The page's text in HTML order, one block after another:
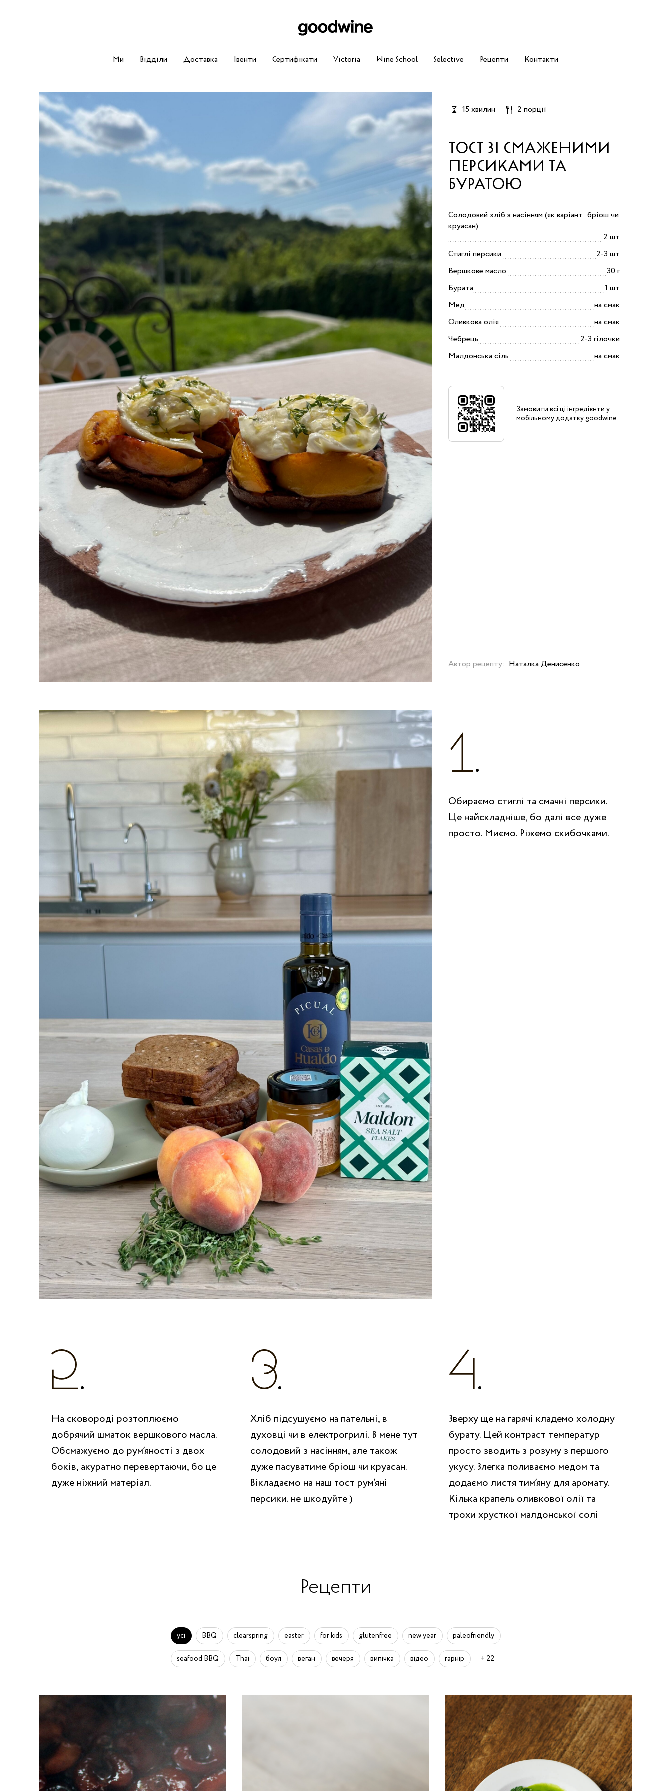
Ми Відділи Доставка Івенти Сертифікати Victoria Wine School Selective Рецепти Контакти
15 хвилин 2 порції
ТОСТ ЗІ СМАЖЕНИМИ
ПЕРСИКАМИ ТА
БУРАТОЮ
Солодовий хліб з насінням (як варіант: бріош чи
круасан)
2 шт
Стиглі персики
2-3 шт
Вершкове масло
30 г
Бурата
1 шт
Мед
на смак
Оливкова олія
на смак
Чебрець
2-3 гілочки
Малдонська сіль
на смак
Замовити всі ці інгредієнти у
мобільному додатку goodwine
Автор рецепту: Наталка Денисенко
Обираємо стиглі та смачні персики.
Це найскладніше, бо далі все дуже
просто. Миємо. Ріжемо скибочками.
На сковороді розтоплюємо
добрячий шматок вершкового масла.
Обсмажуємо до рум’яності з двох
боків, акуратно перевертаючи, бо це
дуже ніжний матеріал.
Хліб підсушуємо на пательні, в
духовці чи в електрогрилі. В мене тут
солодовий з насінням, але також
дуже пасуватиме бріош чи круасан.
Вікладаємо на наш тост рум’яні
персики. не шкодуйте )
Зверху ще на гарячі кладемо холодну
бурату. Цей контраст температур
просто зводить з розуму з першого
укусу. Злегка поливаємо медом та
додаємо листя тим’яну для аромату.
Кілька крапель оливкової олії та
трохи хрусткої малдонської солі
Рецепти
усі BBQ clearspring easter for kids glutenfree new year paleofriendly
seafood BBQ Thai боул веган вечеря випічка відео гарнір + 22